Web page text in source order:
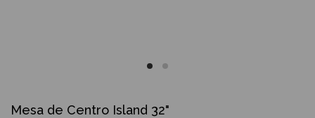
the
Mesa de Centro Island 32"